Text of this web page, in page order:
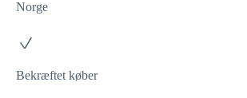
Norge
Bekræftet køber